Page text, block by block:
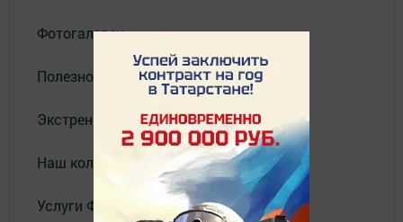
Фотогалереи
Полезное
Экстренные службы
Наш коллектив
Услуги Филиала АО "ТАТМЕДИА"